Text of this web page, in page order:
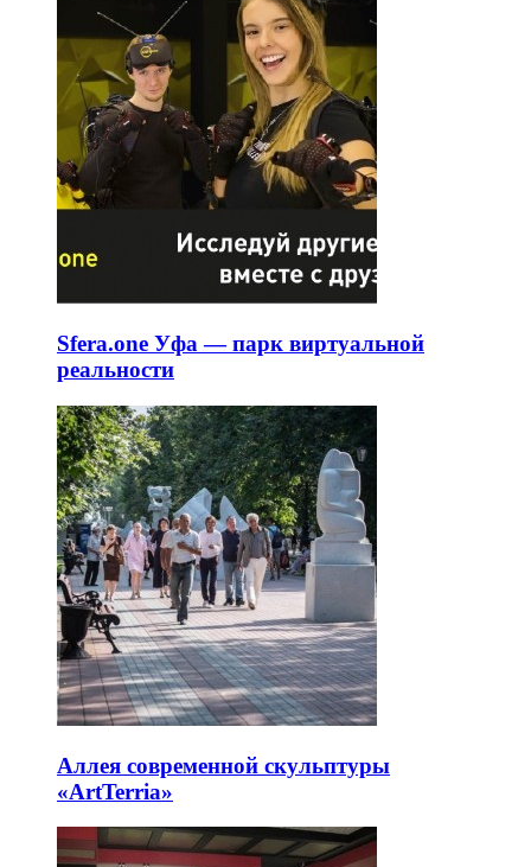
Sfera.one Уфа — парк виртуальной
реальности
Аллея современной скульптуры
«ArtTerria»